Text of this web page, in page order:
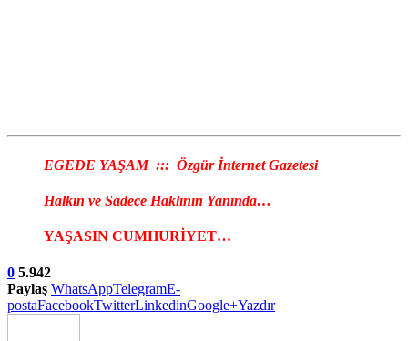
EGEDE YAŞAM ::: Özgür İnternet Gazetesi
Halkın ve Sadece Haklının Yanında…
YAŞASIN CUMHURİYET…
0 5.942
Paylaş WhatsAppTelegramE-
postaFacebookTwitterLinkedinGoogle+Yazdır